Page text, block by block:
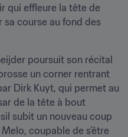
qui effleure la tête de
sa course au fond des
poursuit son récital
un corner rentrant
Dirk Kuyt, qui permet au
de la tête à bout
subit un nouveau coup
coupable de s’être